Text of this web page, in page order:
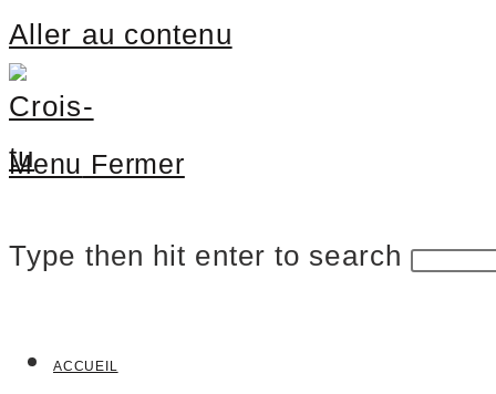
Aller au contenu
Menu Fermer
Type then hit enter to search
ACCUEIL